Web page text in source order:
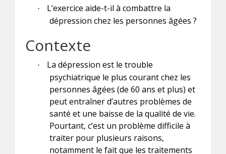
·
L’exercice aide-t-il à combattre la
dépression chez les personnes âgées ?
Contexte
·
La dépression est le trouble
psychiatrique le plus courant chez les
personnes âgées (de 60 ans et plus) et
peut entraîner d’autres problèmes de
santé et une baisse de la qualité de vie.
Pourtant, c’est un problème difficile à
traiter pour plusieurs raisons,
notamment le fait que les traitements